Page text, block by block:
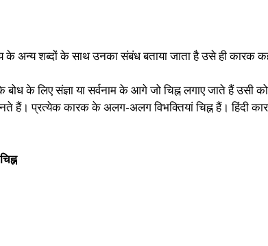
के अन्य शब्दों के साथ उनका संबंध बताया जाता है उसे ही कारक
के लिए संज्ञा या सर्वनाम के आगे जो चिह्न लगाए जाते हैं उसी
हैं। प्रत्येक कारक के अलग-अलग विभक्तियां चिह्न हैं। हिंदी